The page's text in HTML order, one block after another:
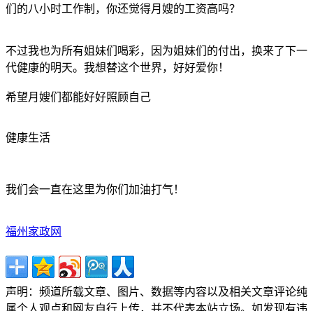
们的八小时工作制，你还觉得月嫂的工资高吗？
不过我也为所有姐妹们喝彩，因为姐妹们的付出，换来了下一
代健康的明天。我想替这个世界，好好爱你！
希望月嫂们都能好好照顾自己
健康生活
我们会一直在这里为你们加油打气！
福州家政网
声明：频道所载文章、图片、数据等内容以及相关文章评论纯
属个人观点和网友自行上传，并不代表本站立场。如发现有违